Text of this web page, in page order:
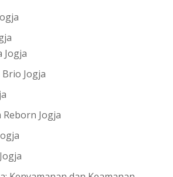
Jogja
Jogja
Reborn Jogja